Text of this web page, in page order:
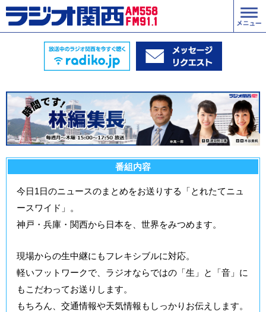
番組内容
今日1日のニュースのまとめをお送りする「とれたてニュ
ースワイド」。
神戸・兵庫・関西から日本を、世界をみつめます。
現場からの生中継にもフレキシブルに対応。
軽いフットワークで、ラジオならではの「生」と「音」に
もこだわってお送りします。
もちろん、交通情報や天気情報もしっかりお伝えします。